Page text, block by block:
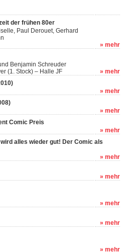
der frühen 80er
Paul Derouet, Gerhard
» mehr
Benjamin Schreuder
(1. Stock) – Halle JF
» mehr
» mehr
» mehr
Comic Preis
» mehr
alles wieder gut! Der Comic als
» mehr
» mehr
» mehr
» mehr
» mehr